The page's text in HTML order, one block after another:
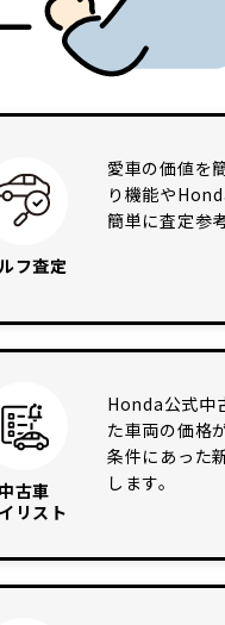
フ査定
愛車の価値を
り機能や
簡単に査定参
中古車
リスト
Honda公式中
た車両の価格
条件にあった
します。